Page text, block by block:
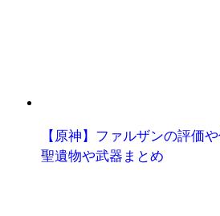
【原神】ファルザンの評価
聖遺物や武器まとめ